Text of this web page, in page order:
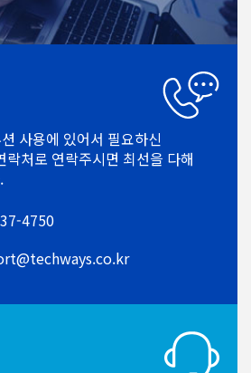
사용에 있어서 필요하신
락처로 연락주시면 최선을 다해
4750